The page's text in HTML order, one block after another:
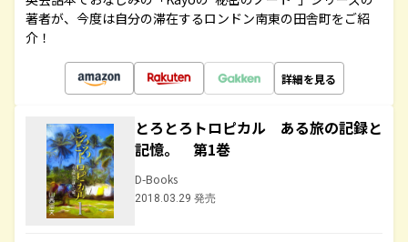
著者が、今度は自分の滞在するロンドン南東の田舎町をご紹
介！
詳細を見る
とろとろトロピカル ある旅の記録と
記憶。 第1巻
D-Books
2018.03.29 発売